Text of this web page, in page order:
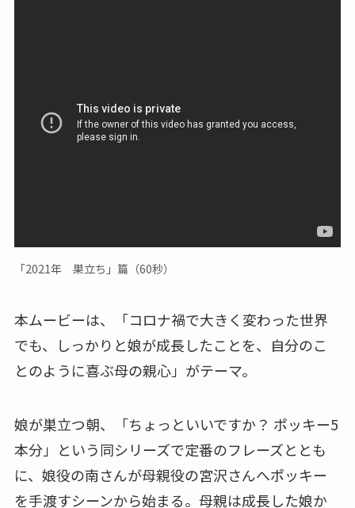
「2021年 巣立ち」篇（60秒）
本ムービーは、「コロナ禍で大きく変わった世界
でも、しっかりと娘が成長したことを、自分のこ
とのように喜ぶ母の親心」がテーマ。
娘が巣立つ朝、「ちょっといいですか？ ポッキー5
本分」という同シリーズで定番のフレーズととも
に、娘役の南さんが母親役の宮沢さんへポッキー
を手渡すシーンから始まる。母親は成長した娘か